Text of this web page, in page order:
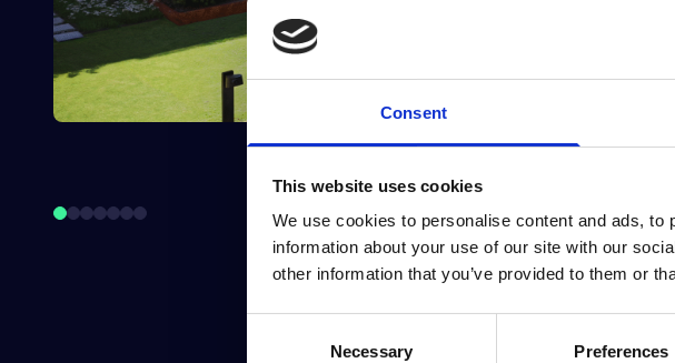
Consent
This website uses cookies
We use cookies to personalise content and ads,
information about your use of our site with our
other information that you’ve provided to them or
Necessary Preferences